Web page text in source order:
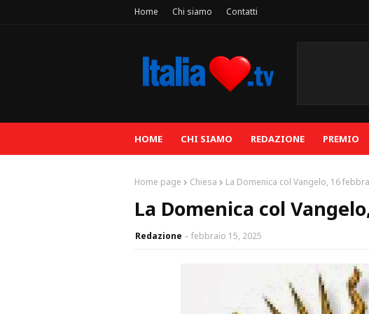
Home Chi siamo Contatti
HOME CHI SIAMO REDAZIONE PREMIO
Home page Chiesa La Domenica col Vangelo, 16
La Domenica col
Redazione febbraio 15, 2025